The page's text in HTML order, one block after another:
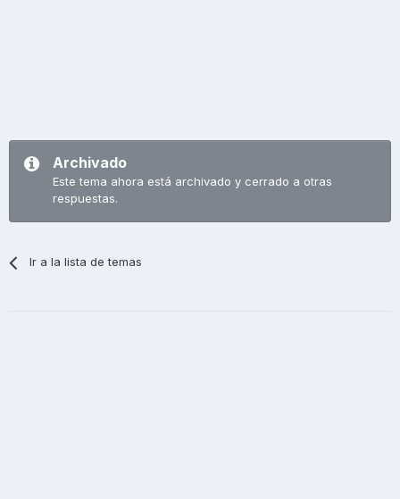
Archivado
Este tema ahora está archivado y cerrado a otras
respuestas.
Ir a la lista de temas